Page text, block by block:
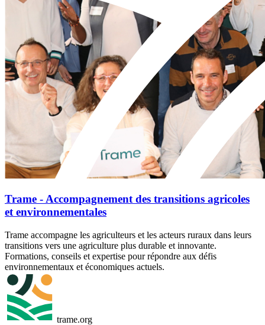
Trame - Accompagnement des transitions agricoles
et environnementales
Trame accompagne les agriculteurs et les acteurs ruraux dans leurs
transitions vers une agriculture plus durable et innovante.
Formations, conseils et expertise pour répondre aux défis
environnementaux et économiques actuels.
trame.org